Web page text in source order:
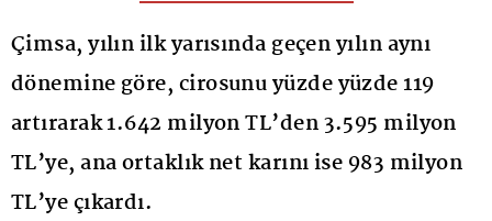
Çimsa, yılın ilk yarısında geçen yılın aynı
dönemine göre, cirosunu yüzde yüzde 119
artırarak 1.642 milyon TL’den 3.595 milyon
TL’ye, ana ortaklık net karını ise 983 milyon
TL’ye çıkardı.